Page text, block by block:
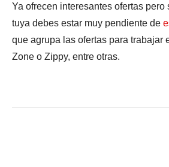
Ya ofrecen interesantes ofertas pero
tuya debes estar muy pendiente de
que agrupa las ofertas para trabajar
Zone o Zippy, entre otras.